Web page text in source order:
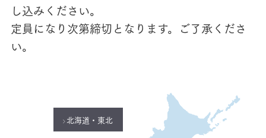
し込みください。
定員になり次第締切となります。ご了承くださ
い。
北海道・東北